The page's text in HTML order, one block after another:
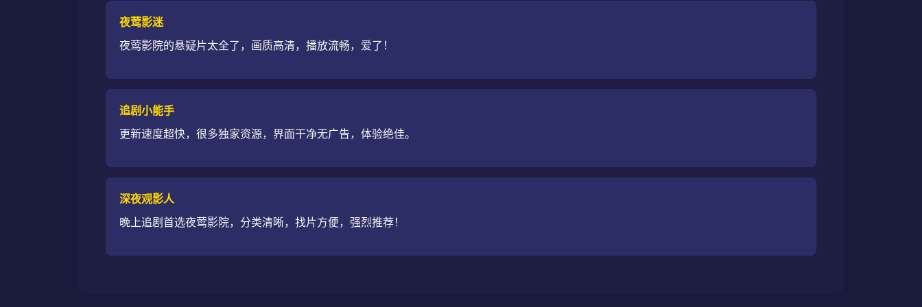
夜莺影迷
夜莺影院的悬疑片太全了，画质高清，播放流畅，爱了！
追剧小能手
更新速度超快，很多独家资源，界面干净无广告，体验绝佳。
深夜观影人
晚上追剧首选夜莺影院，分类清晰，找片方便，强烈推荐！